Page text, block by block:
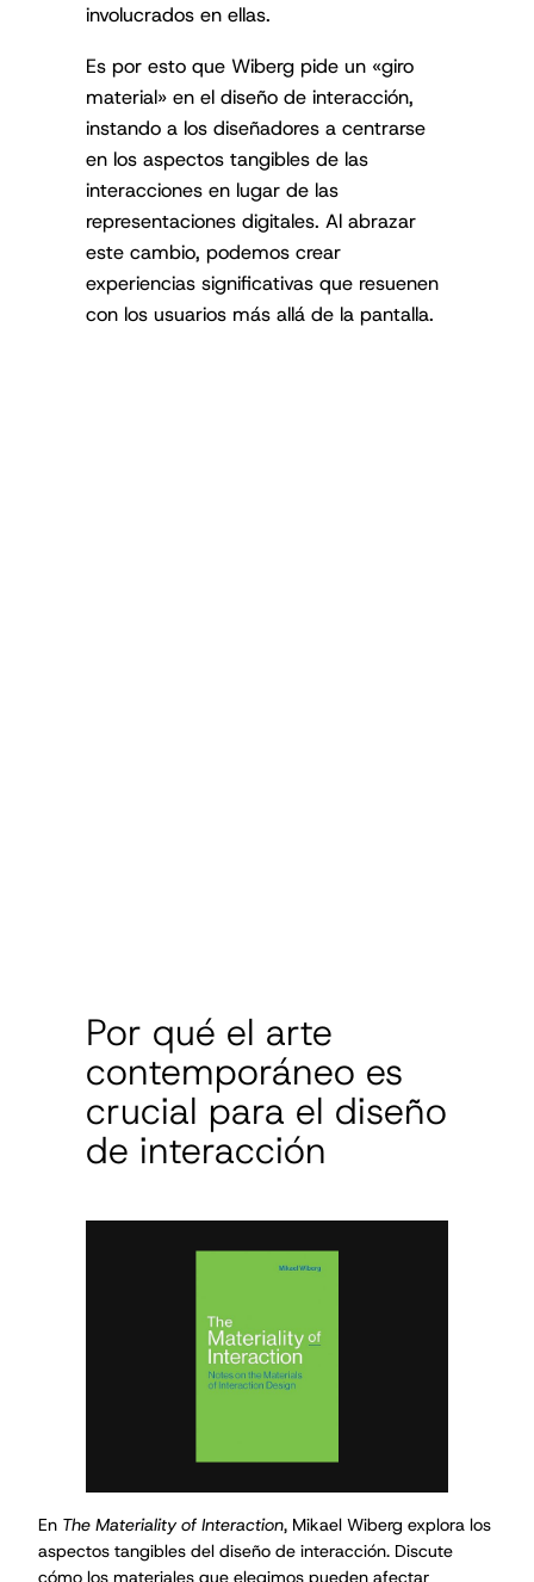
involucrados en ellas.
Es por esto que Wiberg pide un «giro
material» en el diseño de interacción,
instando a los diseñadores a centrarse
en los aspectos tangibles de las
interacciones en lugar de las
representaciones digitales. Al abrazar
este cambio, podemos crear
experiencias significativas que resuenen
con los usuarios más allá de la pantalla.
Por qué el arte
contemporáneo es
crucial para el diseño
de interacción
En The Materiality of Interaction, Mikael Wiberg explora los
aspectos tangibles del diseño de interacción. Discute
cómo los materiales que elegimos pueden afectar